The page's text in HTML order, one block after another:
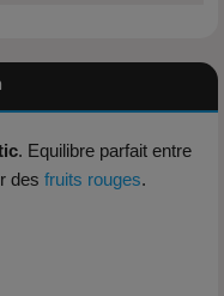
. Equilibre parfait entre
des fruits rouges.